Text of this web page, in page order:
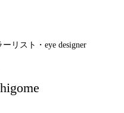
ーリスト・eye designer